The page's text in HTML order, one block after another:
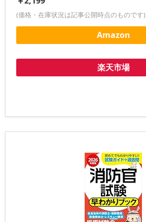
(価格・在庫状況は記事公開時点のものです)
Amazon
楽天市場